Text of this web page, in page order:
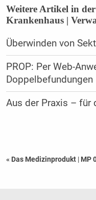
Weitere Artikel in
Krankenhaus |
Überwinden von
PROP: Per Web-
Doppelbefundungen
Aus der Praxis – für
« Das Medizinprodukt | MP